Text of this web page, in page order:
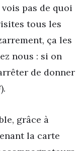
pas de quoi
tous les
ça les
nous : si on
de donner
grâce à
la carte